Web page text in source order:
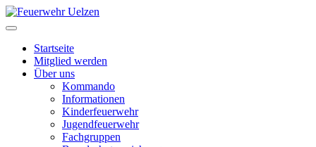
Startseite
Mitglied werden
Über uns
Kommando
Informationen
Kinderfeuerwehr
Jugendfeuerwehr
Fachgruppen